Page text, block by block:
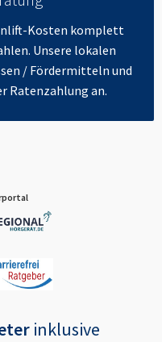
Kosten komplett
Unsere lokalen
/ Fördermitteln und
Ratenzahlung an.
inklusive